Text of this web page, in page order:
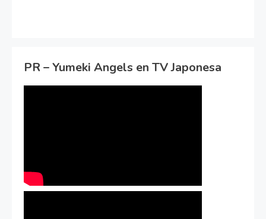
PR – Yumeki Angels en TV Japonesa